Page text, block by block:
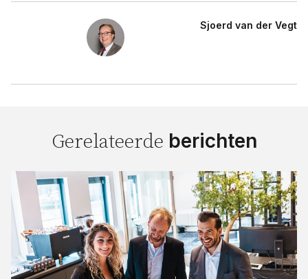
Sjoerd van der Vegt
Gerelateerde berichten